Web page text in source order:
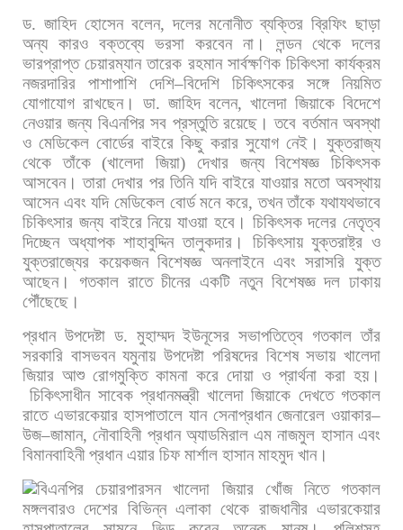
ড. জাহিদ হোসেন বলেন,দলের মনোনীত ব্যক্তির ব্রিফিং ছাড়া
অন্য কারও বক্তব্যে ভরসা করবেন না। লন্ডন থেকে দলের
ভারপ্রাপ্ত চেয়ারম্যান তারেক রহমান সার্বক্ষণিক চিকিৎসা কার্যক্রম
নজরদারির
পাশাপাশি দেশি–বিদেশি চিকিৎসকের সঙ্গে
নিয়মিত
যোগাযোগ রাখছেন। ডা. জাহিদ বলেন, খালেদা জিয়াকে বিদেশে
নেওয়ার জন্য বিএনপির সব প্রস্তুতি রয়েছে। তবে বর্তমান অবস্থা
ও মেডিকেল বোর্ডের বাইরে কিছু করার সুযোগ নেই। যুক্তরাজ্য
থেকে
তাঁকে(খালেদা জিয়া) দেখার জন্য বিশেষজ্ঞ
চিকিৎসক
আসবেন। তারা দেখার পর তিনি যদি বাইরে যাওয়ার মতো অবস্থায়
আসেন এবং যদি মেডিকেল বোর্ড মনে করে,তখন তাঁকে যথাযথভাবে
চিকিৎসার জন্য বাইরে নিয়ে যাওয়া হবে। চিকিৎসক দলের নেতৃত্ব
দিচ্ছেন অধ্যাপক শাহাবুদ্দিন তালুকদার। চিকিৎসায় যুক্তরাষ্ট্র ও
যুক্তরাজ্যের কয়েকজন বিশেষজ্ঞ অনলাইনে এবং সরাসরি যুক্ত
আছেন।
গতকাল রাতে চীনের একটি নতুন বিশেষজ্ঞ দল ঢাকায়
পৌঁছেছে।
প্রধান উপদেষ্টা ড. মুহাম্মদ ইউনূসের সভাপতিত্বে গতকাল তাঁর
সরকারি বাসভবন যমুনায় উপদেষ্টা পরিষদের বিশেষ সভায় খালেদা
জিয়ার আশু রোগমুক্তি কামনা করে দোয়া ও প্রার্থনা করা হয়।
চিকিৎসাধীন সাবেক প্রধানমন্ত্রী খালেদা জিয়াকে দেখতে গতকাল
রাতে এভারকেয়ার হাসপাতালে যান সেনাপ্রধান জেনারেল ওয়াকার–
উজ–জামান,নৌবাহিনী প্রধান অ্যাডমিরাল এম নাজমুল হাসান এবং
বিমানবাহিনী প্রধান এয়ার চিফ মার্শাল হাসান মাহমুদ খান।